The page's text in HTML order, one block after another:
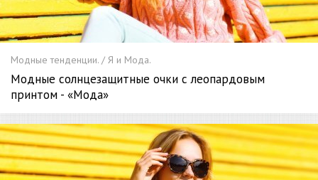
Модные тенденции. / Я и Мода.
Модные солнцезащитные очки с леопардовым
принтом - «Мода»